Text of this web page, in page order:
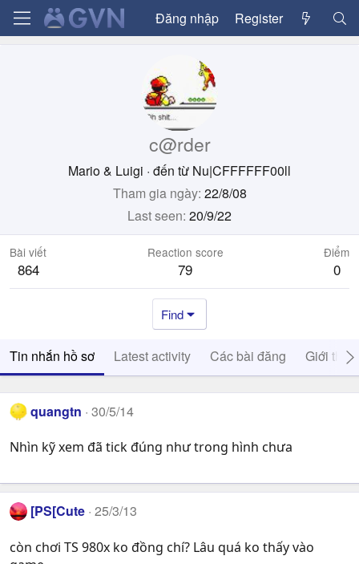
Đăng nhập Register
c@rder
Mario & Luigi · đến từ Nu|CFFFFFF00ll
Tham gia ngày 22/8/08
Last seen 20/9/22
Bài viết
864
Reaction score
79
Điểm
0
Find
Tin nhắn hồ sơ Latest activity Các bài đăng Giới thiệu
quangtn 30/5/14
Nhìn kỹ xem đã tick đúng như trong hình chưa
[PS[Cute 25/3/13
còn chơi TS 980x ko đồng chí? Lâu quá ko thấy vào